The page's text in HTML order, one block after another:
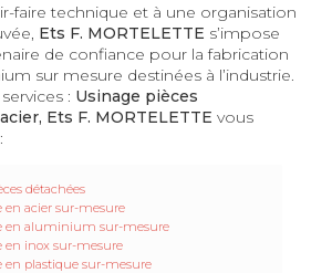
faire technique et à une organisation
Ets F. MORTELETTE s’impose
de confiance pour la fabrication
sur mesure destinées à l’industrie.
: Usinage pièces
Ets F. MORTELETTE vous
détachées
en acier sur-mesure
en aluminium sur-mesure
en inox sur-mesure
en plastique sur-mesure